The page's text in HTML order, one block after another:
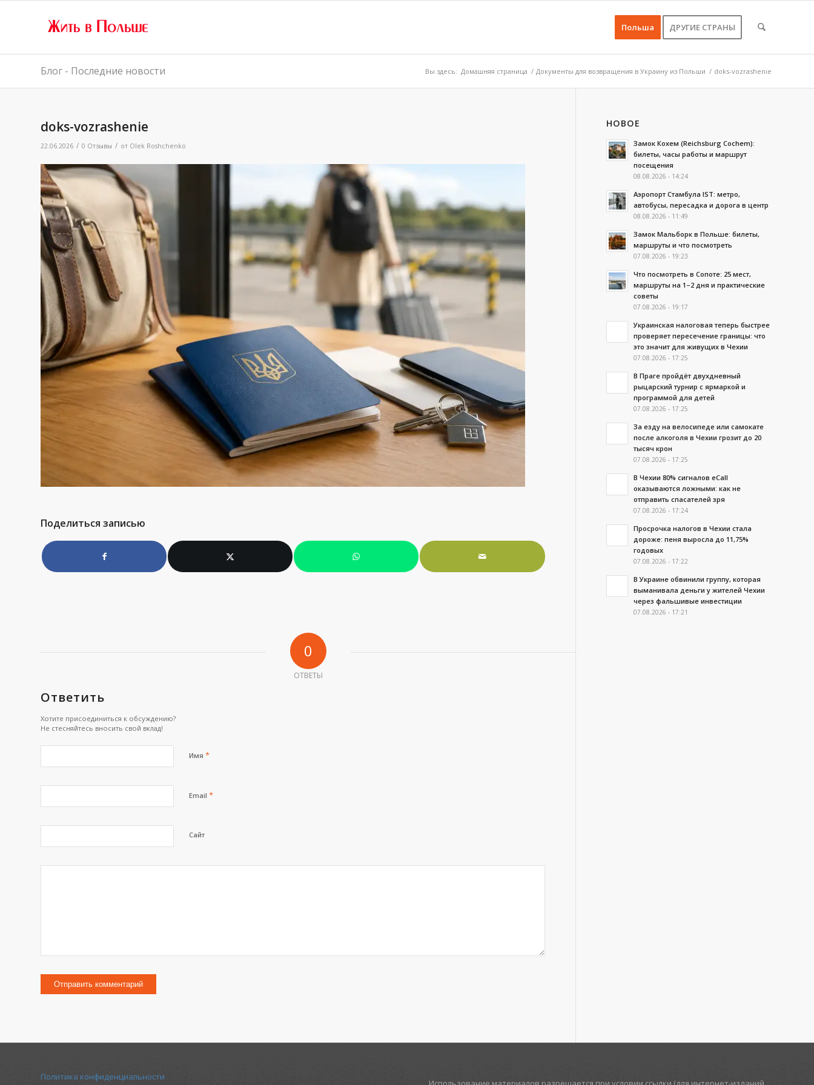
Польша ДРУГИЕ СТРАНЫ
Блог - Последние новости Вы здесь: Домашняя страница / Документы для возвращения в Украину из Польши / doks-vozrashenie
doks-vozrashenie
22.06.2026 / 0 Отзывы / от Olek Roshchenko
Поделиться записью
0
ОТВЕТЫ
Ответить
Хотите присоединиться к обсуждению?
Не стесняйтесь вносить свой вклад!
Имя *
Email *
Сайт
НОВОЕ
Замок Кохем (Reichsburg Cochem):
билеты, часы работы и маршрут
посещения
08.08.2026 - 14:24
Аэропорт Стамбула IST: метро,
автобусы, пересадка и дорога в центр
08.08.2026 - 11:49
Замок Мальборк в Польше: билеты,
маршруты и что посмотреть
07.08.2026 - 19:23
Что посмотреть в Сопоте: 25 мест,
маршруты на 1–2 дня и практические
советы
07.08.2026 - 19:17
Украинская налоговая теперь быстрее
проверяет пересечение границы: что
это значит для живущих в Чехии
07.08.2026 - 17:25
В Праге пройдёт двухдневный
рыцарский турнир с ярмаркой и
программой для детей
07.08.2026 - 17:25
За езду на велосипеде или самокате
после алкоголя в Чехии грозит до 20
тысяч крон
07.08.2026 - 17:25
В Чехии 80% сигналов eCall
оказываются ложными: как не
отправить спасателей зря
07.08.2026 - 17:24
Просрочка налогов в Чехии стала
дороже: пеня выросла до 11,75%
годовых
07.08.2026 - 17:22
В Украине обвинили группу, которая
выманивала деньги у жителей Чехии
через фальшивые инвестиции
07.08.2026 - 17:21
Политика конфиденциальности